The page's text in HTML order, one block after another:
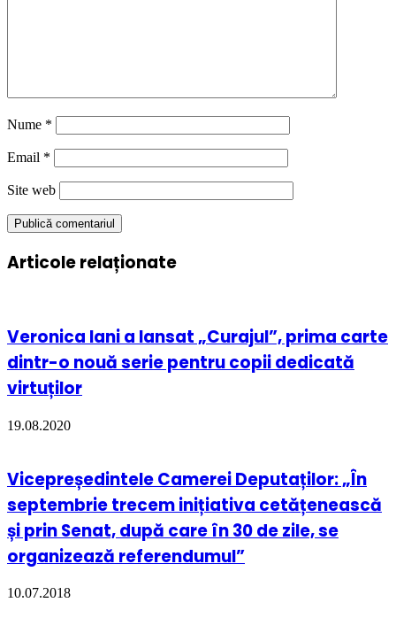
Nume *
Email *
Site web
Articole relaționate
Veronica Iani a lansat „Curajul”, prima carte
dintr-o nouă serie pentru copii dedicată
virtuților
19.08.2020
Vicepreședintele Camerei Deputaților: „În
septembrie trecem inițiativa cetățenească
și prin Senat, după care în 30 de zile, se
organizează referendumul”
10.07.2018